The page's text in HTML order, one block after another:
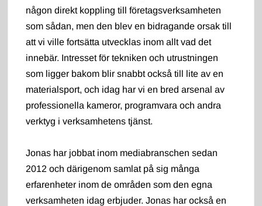
någon direkt koppling till företagsverksamheten
som sådan, men den blev en bidragande orsak till
att vi ville fortsätta utvecklas inom allt vad det
innebär. Intresset för tekniken och utrustningen
som ligger bakom blir snabbt också till lite av en
materialsport, och idag har vi en bred arsenal av
professionella kameror, programvara och andra
verktyg i verksamhetens tjänst.
Jonas har jobbat inom mediabranschen sedan
2012 och därigenom samlat på sig många
erfarenheter inom de områden som den egna
verksamheten idag erbjuder. Jonas har också en